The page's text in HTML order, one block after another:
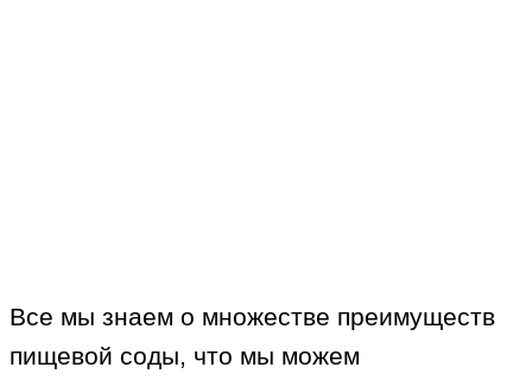
Все мы знаем о множестве преимуществ
пищевой соды, что мы можем